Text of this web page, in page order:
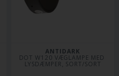
ANTIDARK
DOT W120 VÆGLAMPE MED
LYSDÆMPER, SORT/SORT